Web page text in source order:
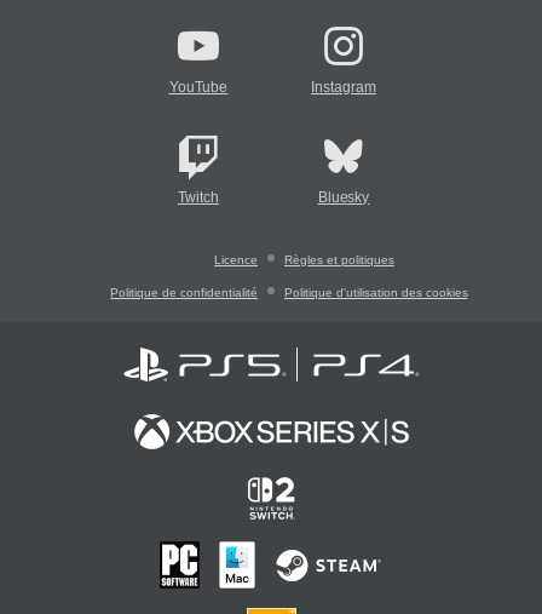
YouTube Instagram
Twitch Bluesky
Licence Règles et politiques
Politique de confidentialité Politique d'utilisation des cookies